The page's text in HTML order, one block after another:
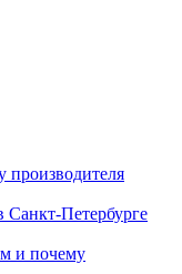
производителя
Петербурге
и почему